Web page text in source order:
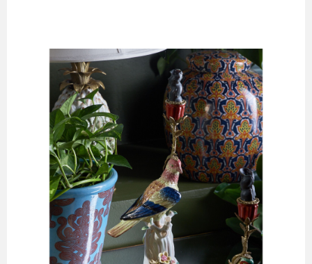
Предметы сервировки стола
Аксессуары для подачи сыра
Банки для сыпучих
Вазочки для варенья/сахара
Керамическая сервировочная посуда
Менажницы и горки
Подносы и сервировочные блюда
Салфетницы
Другие аксессуары для сервировки
Столовые приборы
Бокалы, графины, штофы
Армуды, чашки для чая
Бокалы для бренди / коньяка
Бокалы для вина
Бокалы для мартини, креманки
Бокалы, стаканы для воды / сока